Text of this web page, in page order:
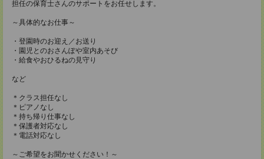
担任の保育士さんのサポートをお任せします。
～具体的なお仕事～
・登園時のお迎え／お送り
・園児とのおさんぽや室内あそび
・給食やおひるねの見守り
など
＊クラス担任なし
＊ピアノなし
＊持ち帰り仕事なし
＊保護者対応なし
＊電話対応なし
～ご希望をお聞かせください！～